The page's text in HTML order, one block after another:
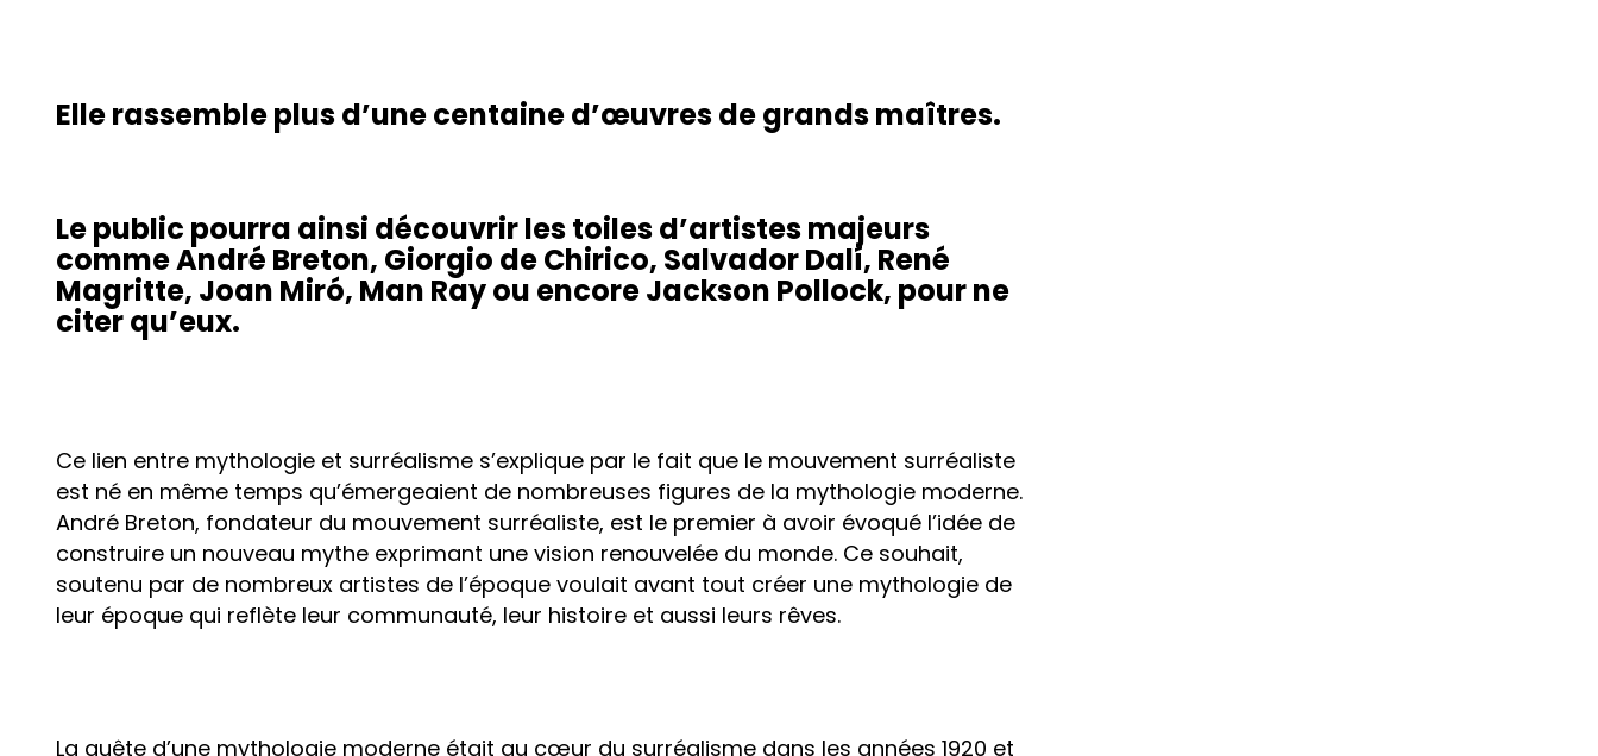
Elle rassemble plus d’une centaine d’œuvres de grands maîtres.
Le public pourra ainsi découvrir les toiles d’artistes majeurs
comme André Breton, Giorgio de Chirico, Salvador Dalí, René
Magritte, Joan Miró, Man Ray ou encore Jackson Pollock, pour ne
citer qu’eux.
Ce lien entre mythologie et surréalisme s’explique par le fait que le mouvement surréaliste
est né en même temps qu’émergeaient de nombreuses figures de la mythologie moderne.
André Breton, fondateur du mouvement surréaliste, est le premier à avoir évoqué l’idée de
construire un nouveau mythe exprimant une vision renouvelée du monde. Ce souhait,
soutenu par de nombreux artistes de l’époque voulait avant tout créer une mythologie de
leur époque qui reflète leur communauté, leur histoire et aussi leurs rêves.
La quête d’une mythologie moderne était au cœur du surréalisme dans les années 1920 et